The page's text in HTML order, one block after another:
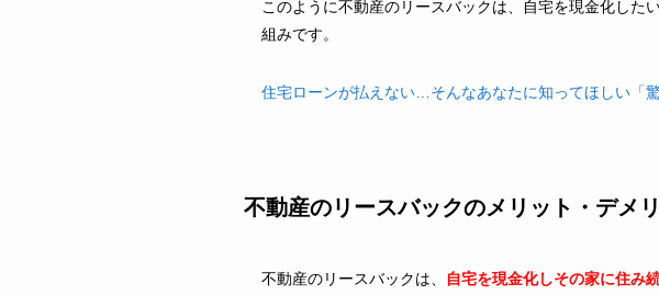
このように不動産のリースバックは、自宅を現金化し
組みです。
住宅ローンが払えない…そんなあなたに知ってほしい「驚
不動産のリースバックのメリット・デメ
不動産のリースバックは、
自宅を現金化しその家に住み